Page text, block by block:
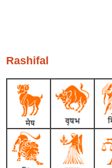
Rashifal